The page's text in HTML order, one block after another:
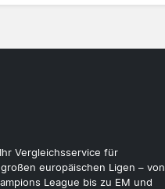
Vergleichsservice für
europäischen Ligen – von
League bis zu EM und